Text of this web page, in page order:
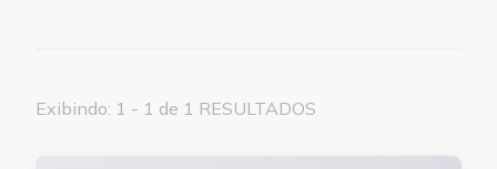
Exibindo: 1 - 1 de 1 RESULTADOS